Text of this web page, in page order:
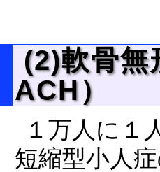
(2)軟骨
ACH）
１万人に１
短縮型小人